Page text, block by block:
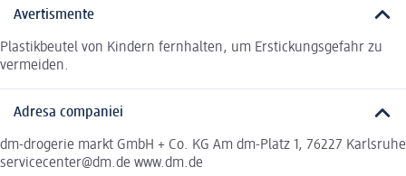
Avertismente
Plastikbeutel von Kindern fernhalten, um Erstickungsgefahr zu
vermeiden.
Adresa companiei
dm-drogerie markt GmbH + Co. KG Am dm-Platz 1, 76227 Karlsruhe
servicecenter@dm.de www.dm.de